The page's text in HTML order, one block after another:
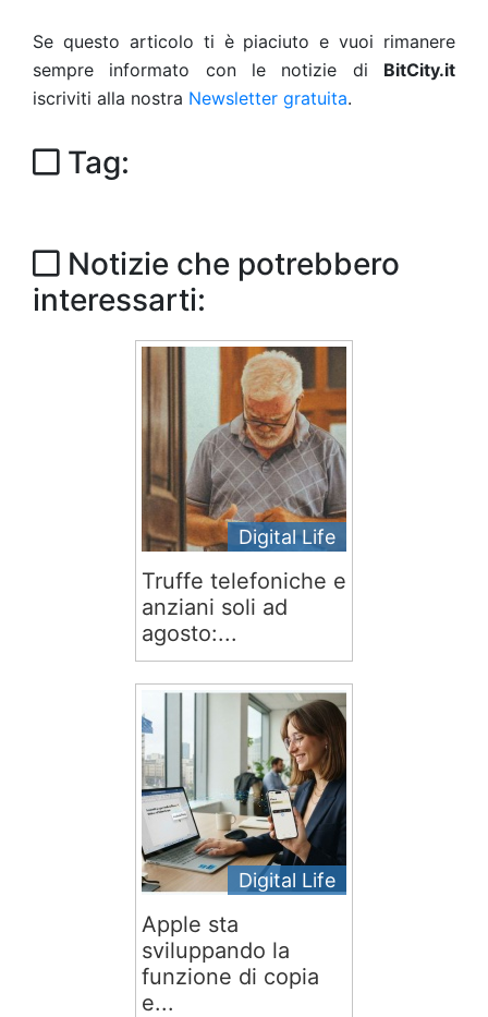
Se questo articolo ti è piaciuto e vuoi rimanere
sempre informato con le notizie di BitCity.it
iscriviti alla nostra Newsletter gratuita.
Tag:
Notizie che potrebbero
interessarti:
Digital Life
Truffe telefoniche e
anziani soli ad
agosto:...
Digital Life
Apple sta
sviluppando la
funzione di copia
e...